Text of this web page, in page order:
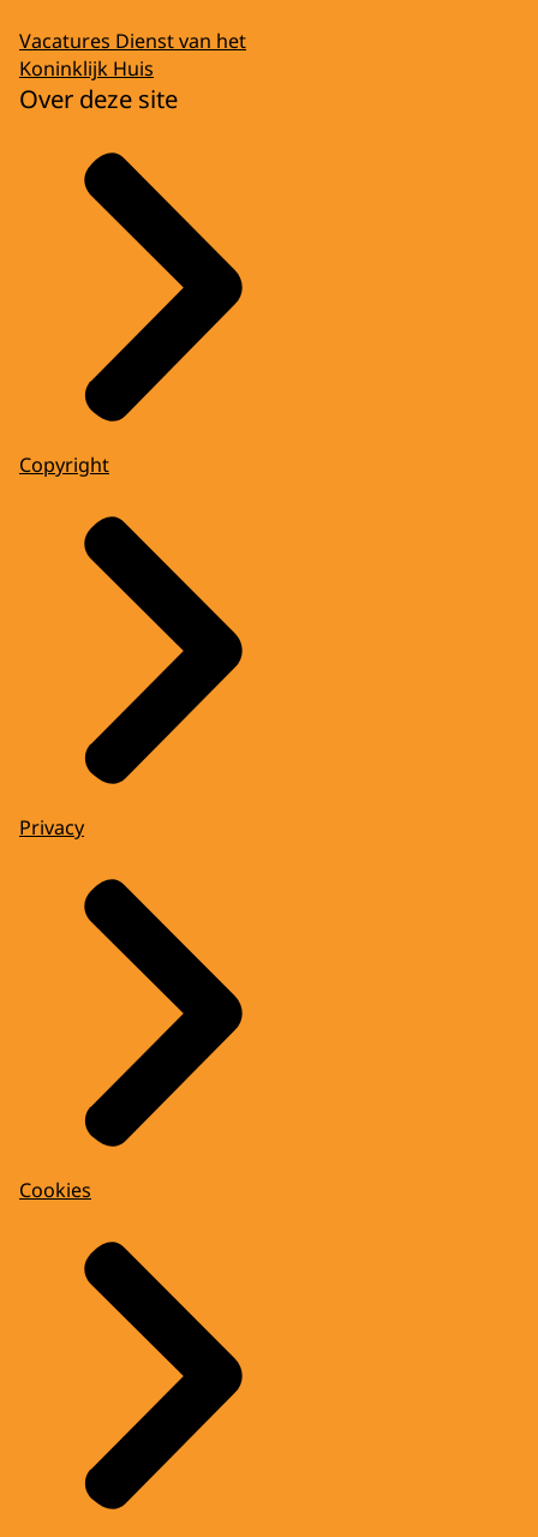
Vacatures Dienst van het
Koninklijk Huis
Over deze site
Copyright
Privacy
Cookies